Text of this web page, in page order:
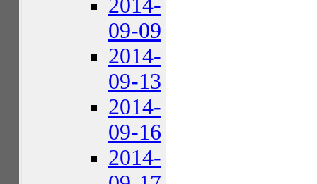
2014-
09-09
2014-
09-13
2014-
09-16
2014-